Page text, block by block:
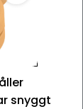
snyggt